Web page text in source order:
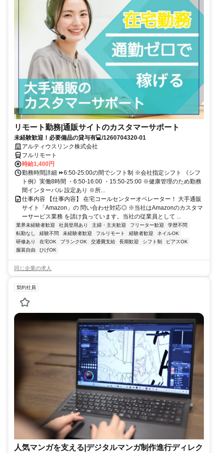
リモート勤務|通販サイトのカスタマーサポート
未経験歓迎！必要備品の貸与有💻/1260704320-01
アルティウスリンク株式会社
フルリモート
時給1,400円
勤務時間詳細 ⏩6:50-25:00の間でシフト制 ※会社指定シフト 《シフ
ト例》実働8時間 ・6:50-16:00 ・15:50-25:00 ※健康管理のため勤務
間インターバル 設定あり ※所...
仕事内容 【仕事内容】 在宅コールセンターオペレーター！ 大手通販
サイト「Amazon」の 問い合わせ対応◎ ※当社はAmazonのカスタマ
ーサービス業務 を請け負っています。当社の従業員として ...
業界未経験者歓迎 社員登用あり 主婦・主夫歓迎 フリーター歓迎
学歴不問
転勤なし
経験不問 未経験者歓迎 フルリモート 経験者歓迎
ネイルOK
研修あり
在宅OK ブランクOK 交通費支給 長期歓迎 シフト制
ピアスOK
服装自由
ひげOK
同じ企業の求人
契約社員
人気マンガを支える|デジタルマンガ制作進行ディレク